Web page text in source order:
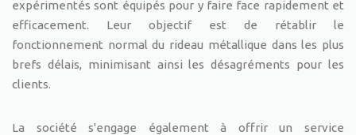
expérimentés sont équipés pour y faire face rapidement et
efficacement. Leur objectif est de rétablir le
fonctionnement normal du rideau métallique dans les plus
brefs délais, minimisant ainsi les désagréments pour les
clients.
La société s'engage également à offrir un service